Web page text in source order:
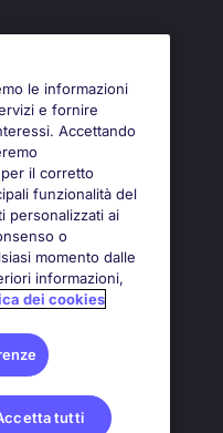
le informazioni
e fornire
Accettando
il corretto
funzionalità del
personalizzati ai
o
momento dalle
informazioni,
dei cookies
tutti